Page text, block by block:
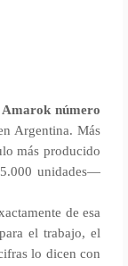
Amarok número
Argentina. Más
más producido
unidades—
de esa
el trabajo, el
lo dicen con